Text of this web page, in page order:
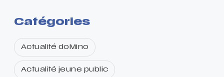
Catégories
Actualité doMino
Actualité jeune public